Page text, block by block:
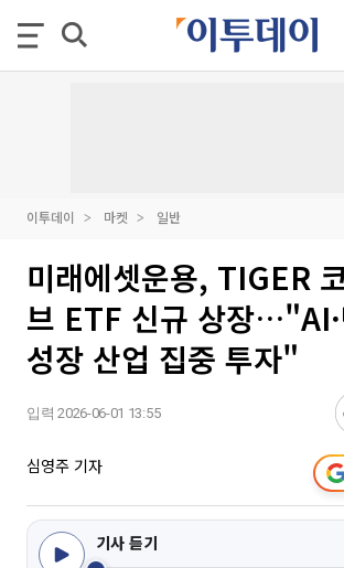
이투데이 마켓 일반
미래에셋운용, TIGER
브 ETF 신규 상장…"AI·
성장 산업 집중 투자"
입력 2026-06-01 13:55
심영주 기자
기사 듣기